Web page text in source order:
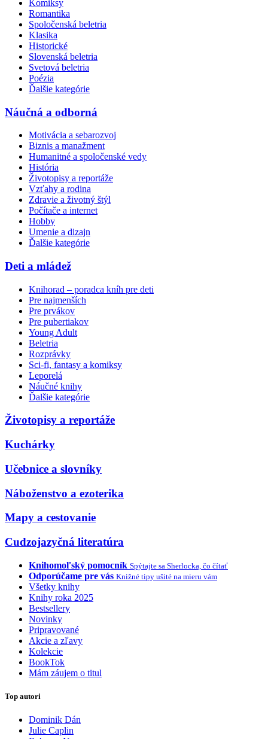
Komiksy
Romantika
Spoločenská beletria
Klasika
Historické
Slovenská beletria
Svetová beletria
Poézia
Ďalšie kategórie
Náučná a odborná
Motivácia a sebarozvoj
Biznis a manažment
Humanitné a spoločenské vedy
História
Životopisy a reportáže
Vzťahy a rodina
Zdravie a životný štýl
Počítače a internet
Hobby
Umenie a dizajn
Ďalšie kategórie
Deti a mládež
Knihorad – poradca kníh pre deti
Pre najmenších
Pre prvákov
Pre pubertiakov
Young Adult
Beletria
Rozprávky
Sci-fi, fantasy a komiksy
Leporelá
Náučné knihy
Ďalšie kategórie
Životopisy a reportáže
Kuchárky
Učebnice a slovníky
Náboženstvo a ezoterika
Mapy a cestovanie
Cudzojazyčná literatúra
Knihomoľský pomocník Spýtajte sa Sherlocka, čo čítať
Odporúčame pre vás Knižné tipy ušité na mieru vám
Všetky knihy
Knihy roka 2025
Bestsellery
Novinky
Pripravované
Akcie a zľavy
Kolekcie
BookTok
Mám záujem o titul
Top autori
Dominik Dán
Julie Caplin